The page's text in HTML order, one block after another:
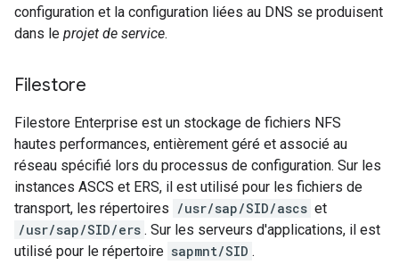
configuration et la configuration liées au DNS se produisent
dans le projet de service.
Filestore
Filestore Enterprise est un stockage de fichiers NFS
hautes performances, entièrement géré et associé au
réseau spécifié lors du processus de configuration. Sur les
instances ASCS et ERS, il est utilisé pour les fichiers de
transport, les répertoires /usr/sap/SID/ascs et
/usr/sap/SID/ers . Sur les serveurs d'applications, il est
utilisé pour le répertoire sapmnt/SID .